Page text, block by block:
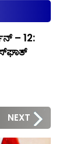
– 12:
NEXT